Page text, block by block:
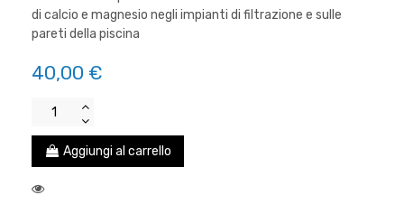
di calcio e magnesio negli impianti di filtrazione e sulle
pareti della piscina
40,00 €
Aggiungi al carrello